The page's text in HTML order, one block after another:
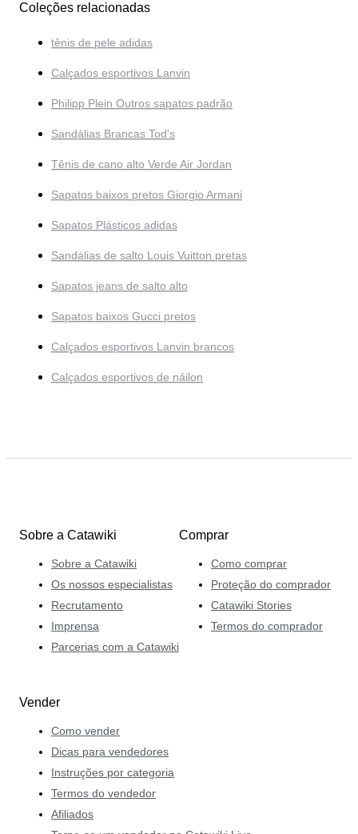
Coleções relacionadas
tênis de pele adidas
Calçados esportivos Lanvin
Philipp Plein Outros sapatos padrão
Sandálias Brancas Tod's
Tênis de cano alto Verde Air Jordan
Sapatos baixos pretos Giorgio Armani
Sapatos Plásticos adidas
Sandálias de salto Louis Vuitton pretas
Sapatos jeans de salto alto
Sapatos baixos Gucci pretos
Calçados esportivos Lanvin brancos
Calçados esportivos de náilon
Sobre a Catawiki
Sobre a Catawiki
Os nossos especialistas
Recrutamento
Imprensa
Parcerias com a Catawiki
Comprar
Como comprar
Proteção do comprador
Catawiki Stories
Termos do comprador
Vender
Como vender
Dicas para vendedores
Instruções por categoria
Termos do vendedor
Afiliados